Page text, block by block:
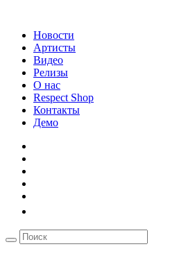
Новости
Артисты
Видео
Релизы
О нас
Respect Shop
Контакты
Демо